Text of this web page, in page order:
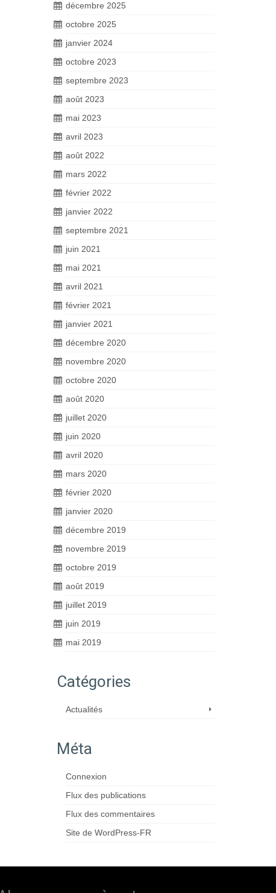
décembre 2025
octobre 2025
janvier 2024
octobre 2023
septembre 2023
août 2023
mai 2023
avril 2023
août 2022
mars 2022
février 2022
janvier 2022
septembre 2021
juin 2021
mai 2021
avril 2021
février 2021
janvier 2021
décembre 2020
novembre 2020
octobre 2020
août 2020
juillet 2020
juin 2020
avril 2020
mars 2020
février 2020
janvier 2020
décembre 2019
novembre 2019
octobre 2019
août 2019
juillet 2019
juin 2019
mai 2019
Catégories
Actualités
Méta
Connexion
Flux des publications
Flux des commentaires
Site de WordPress-FR